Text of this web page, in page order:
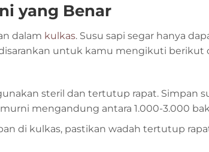
yang Benar
dalam kulkas. Susu sapi segar hanya
untuk kamu mengikuti berikut
steril dan tertutup rapat. Simpan
mengandung antara 1.000-3.000
di kulkas, pastikan wadah tertutup